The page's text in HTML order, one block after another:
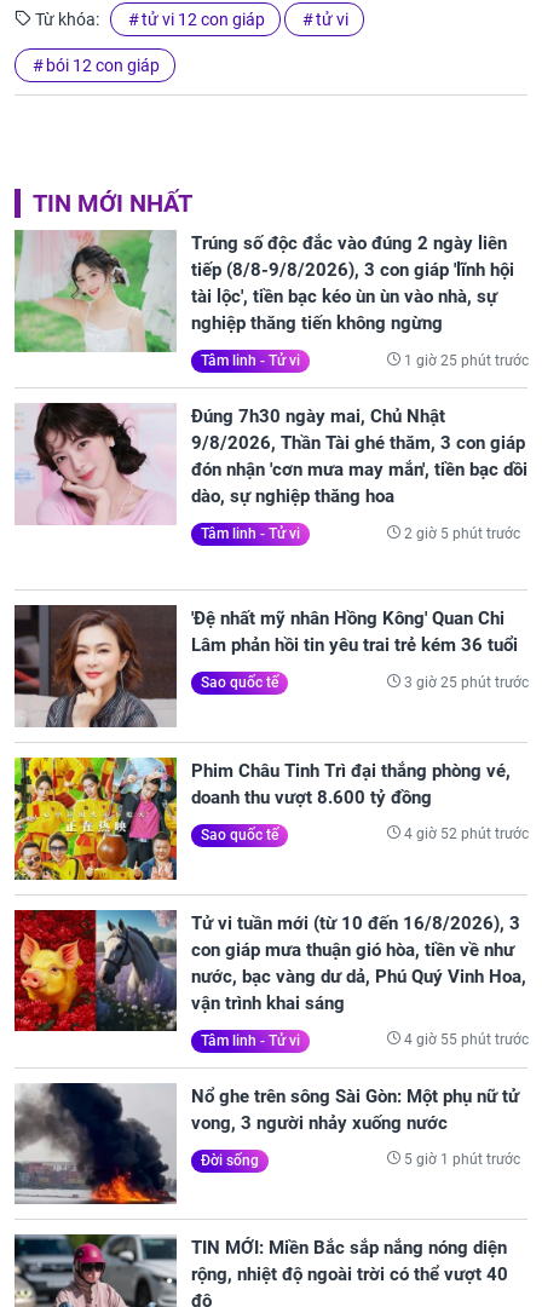
Từ khóa: tử vi 12 con giáp tử vi
bói 12 con giáp
TIN MỚI NHẤT
Trúng số độc đắc vào đúng 2 ngày liên
tiếp (8/8-9/8/2026), 3 con giáp 'lĩnh hội
tài lộc', tiền bạc kéo ùn ùn vào nhà, sự
nghiệp thăng tiến không ngừng
Tâm linh - Tử vi 1 giờ 25 phút trước
Đúng 7h30 ngày mai, Chủ Nhật
9/8/2026, Thần Tài ghé thăm, 3 con giáp
đón nhận 'cơn mưa may mắn', tiền bạc dồi
dào, sự nghiệp thăng hoa
Tâm linh - Tử vi 2 giờ 5 phút trước
'Đệ nhất mỹ nhân Hồng Kông' Quan Chi
Lâm phản hồi tin yêu trai trẻ kém 36 tuổi
Sao quốc tế 3 giờ 25 phút trước
Phim Châu Tinh Trì đại thắng phòng vé,
doanh thu vượt 8.600 tỷ đồng
Sao quốc tế 4 giờ 52 phút trước
Tử vi tuần mới (từ 10 đến 16/8/2026), 3
con giáp mưa thuận gió hòa, tiền về như
nước, bạc vàng dư dả, Phú Quý Vinh Hoa,
vận trình khai sáng
Tâm linh - Tử vi 4 giờ 55 phút trước
Nổ ghe trên sông Sài Gòn: Một phụ nữ tử
vong, 3 người nhảy xuống nước
Đời sống 5 giờ 1 phút trước
TIN MỚI: Miền Bắc sắp nắng nóng diện
rộng, nhiệt độ ngoài trời có thể vượt 40
độ